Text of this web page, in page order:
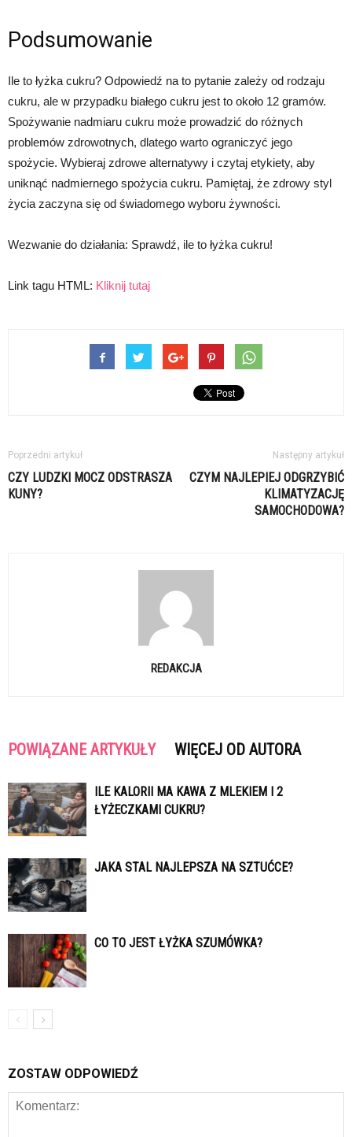
Podsumowanie
Ile to łyżka cukru? Odpowiedź na to pytanie zależy od rodzaju
cukru, ale w przypadku białego cukru jest to około 12 gramów.
Spożywanie nadmiaru cukru może prowadzić do różnych
problemów zdrowotnych, dlatego warto ograniczyć jego
spożycie. Wybieraj zdrowe alternatywy i czytaj etykiety, aby
uniknąć nadmiernego spożycia cukru. Pamiętaj, że zdrowy styl
życia zaczyna się od świadomego wyboru żywności.
Wezwanie do działania: Sprawdź, ile to łyżka cukru!
Link tagu HTML: Kliknij tutaj
Poprzedni artykuł
CZY LUDZKI MOCZ ODSTRASZA
KUNY?
Następny artykuł
CZYM NAJLEPIEJ ODGRZYBIĆ
KLIMATYZACJĘ
SAMOCHODOWA?
REDAKCJA
POWIĄZANE ARTYKUŁY WIĘCEJ OD AUTORA
ILE KALORII MA KAWA Z MLEKIEM I 2
ŁYŻECZKAMI CUKRU?
JAKA STAL NAJLEPSZA NA SZTUĆCE?
CO TO JEST ŁYŻKA SZUMÓWKA?
ZOSTAW ODPOWIEDŹ